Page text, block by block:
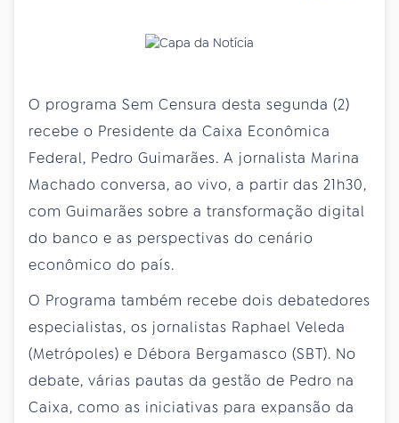
O programa Sem Censura desta segunda (2)
recebe o Presidente da Caixa Econômica
Federal, Pedro Guimarães. A jornalista Marina
Machado conversa, ao vivo, a partir das 21h30,
com Guimarães sobre a transformação digital
do banco e as perspectivas do cenário
econômico do país.
O Programa também recebe dois debatedores
especialistas, os jornalistas Raphael Veleda
(Metrópoles) e Débora Bergamasco (SBT). No
debate, várias pautas da gestão de Pedro na
Caixa, como as iniciativas para expansão da